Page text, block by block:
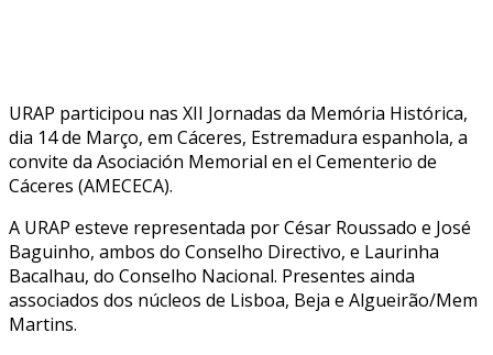
URAP participou nas XII Jornadas da Memória Histórica,
dia 14 de Março, em Cáceres, Estremadura espanhola, a
convite da Asociación Memorial en el Cementerio de
Cáceres (AMECECA).
A URAP esteve representada por César Roussado e José
Baguinho, ambos do Conselho Directivo, e Laurinha
Bacalhau, do Conselho Nacional. Presentes ainda
associados dos núcleos de Lisboa, Beja e Algueirão/Mem
Martins.